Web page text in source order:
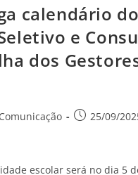
calendário do
e
dos
25/09/
escolar será no dia 5